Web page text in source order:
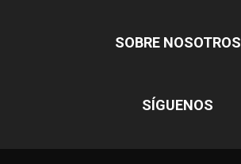
SOBRE NOSOTROS
SÍGUENOS